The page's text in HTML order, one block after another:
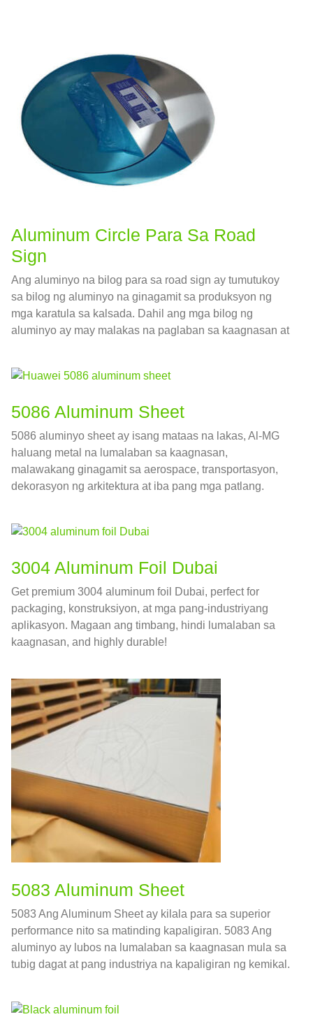
Aluminum Circle Para Sa Road
Sign
Ang aluminyo na bilog para sa road sign ay tumutukoy
sa bilog ng aluminyo na ginagamit sa produksyon ng
mga karatula sa kalsada. Dahil ang mga bilog ng
aluminyo ay may malakas na paglaban sa kaagnasan at
kalsada.
5086 Aluminum Sheet
5086 aluminyo sheet ay isang mataas na lakas, Al-MG
haluang metal na lumalaban sa kaagnasan,
malawakang ginagamit sa aerospace, transportasyon,
dekorasyon ng arkitektura at iba pang mga patlang.
3004 Aluminum Foil Dubai
Get premium 3004 aluminum foil Dubai, perfect for
packaging, konstruksiyon, at mga pang-industriyang
aplikasyon. Magaan ang timbang, hindi lumalaban sa
kaagnasan, and highly durable!
5083 Aluminum Sheet
5083 Ang Aluminum Sheet ay kilala para sa superior
performance nito sa matinding kapaligiran. 5083 Ang
aluminyo ay lubos na lumalaban sa kaagnasan mula sa
tubig dagat at pang industriya na kapaligiran ng kemikal.